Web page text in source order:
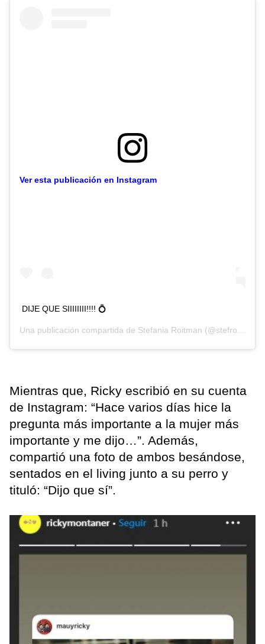
Ver esta publicación en Instagram
DIJE QUE SIIIIIIII!!!! 💍
Una publicación compartida de Stefania Roitman (@stefroitman) el
Mientras que, Ricky escribió en su cuenta
de Instagram: “Hace varios días hice la
pregunta más importante a la mujer más
importante y me dijo…”. Además,
compartió una foto de ambos besándose,
sentados en el living junto a su perro y
tituló: “Dijo que sí”.